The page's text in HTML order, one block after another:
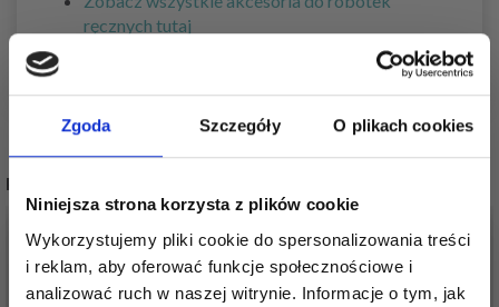
Zgoda Szczegóły O plikach cookies
Niniejsza strona korzysta z plików cookie
Wykorzystujemy pliki cookie do spersonalizowania treści
i reklam, aby oferować funkcje społecznościowe i
analizować ruch w naszej witrynie. Informacje o tym, jak
ręcznych tutaj
POPULARNE ALTERNATYWY